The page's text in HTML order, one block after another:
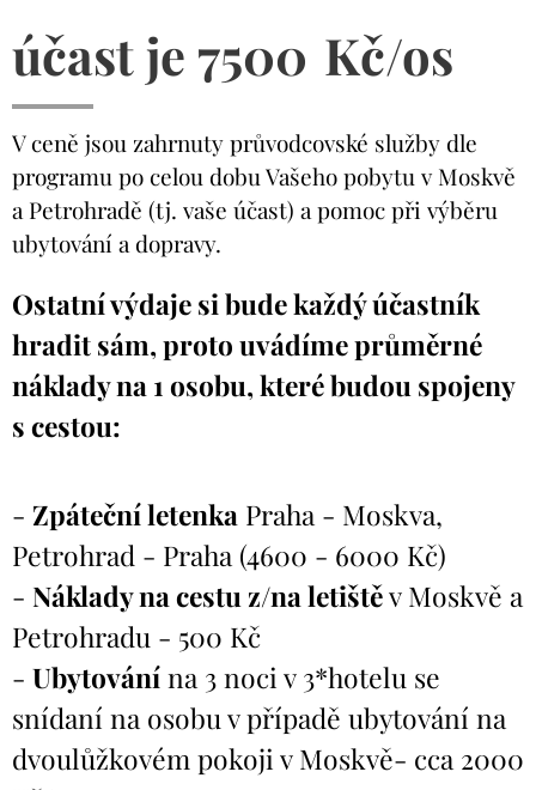
účast je 7500 Kč/os
V ceně jsou zahrnuty průvodcovské služby dle
programu po celou dobu Vašeho pobytu v Moskvě
a Petrohradě (tj. vaše účast) a pomoc při výběru
ubytování a dopravy.
Ostatní výdaje si bude každý účastník
hradit sám, proto uvádíme průměrné
náklady na 1 osobu, které budou spojeny
s cestou:
- Zpáteční letenka Praha - Moskva,
Petrohrad - Praha (4600 - 6000 Kč)
- Náklady na cestu z/na letištěv Moskvě a
Petrohradu - 500 Kč
- Ubytovánína 3 noci v 3*hotelu se
snídaní na osobu v případě ubytování na
dvoulůžkovém pokoji v Moskvě- cca 2000